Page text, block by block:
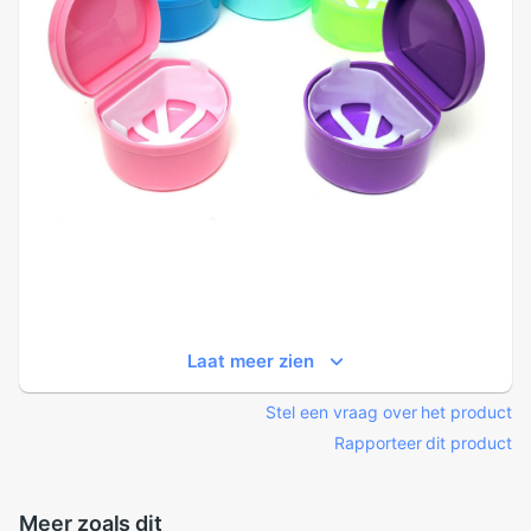
Laat meer zien
Stel een vraag over het product
Rapporteer dit product
Meer zoals dit